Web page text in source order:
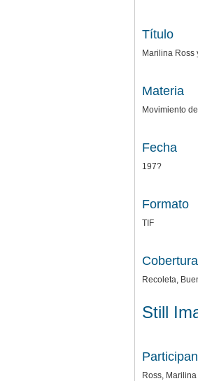
Título
Marilina Ross
Materia
Movimiento
Fecha
197?
Formato
TIF
Cobertura
Recoleta,
Still
Ross, Marilina